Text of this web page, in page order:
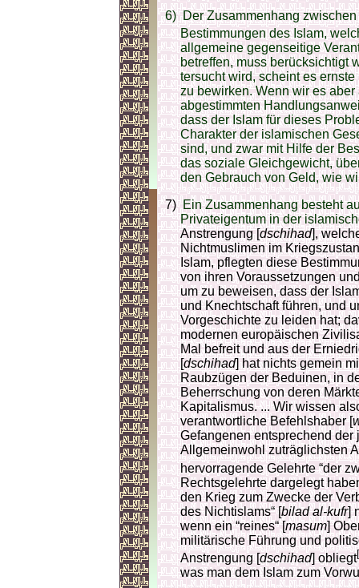
6) Der Zusammenhang
Bestimmungen des Islam,
allgemeine gegenseitige
betreffen, muss berücksichtigt
ter­sucht wird, scheint es
zu bewirken. Wenn wir es
abgestimmten
dass der Islam für dieses
Charakter der islamischen
sind, und zwar mit Hilfe der
das soziale Gleichgewicht,
den Gebrauch von Geld, wie
7) Ein Zusammenhang besteht
Privateigentum in der
Anstrengung [dschihad],
Nichtmuslimen im
Islam, pflegten diese
von ihren Voraussetzungen
um zu beweisen, dass der
und Knechtschaft führen, und
Vorgeschichte zu leiden hat;
modernen europäischen
Mal befreit und aus der
[dschihad] hat nichts gemein
Raubzügen der Beduinen, in
Beherrschung von deren
Kapitalismus. ... Wir wissen
verantwortliche Befehlshaber [
Gefangenen entsprechend
Allgemeinwohl zu­träg­lich­sten
hervorragende Gelehrte “der
Rechtsgelehrte dargelegt
den Krieg zum Zwecke der
des Nichtislams“ [bilad al-kufr]
wenn ein “reines“ [masum]
militärische Führung und
Anstrengung [dschihad] obliegt
was man dem Islam zum